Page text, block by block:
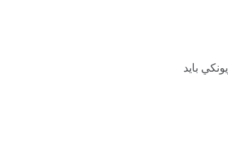
لومړنی ځواب ویونکي باید